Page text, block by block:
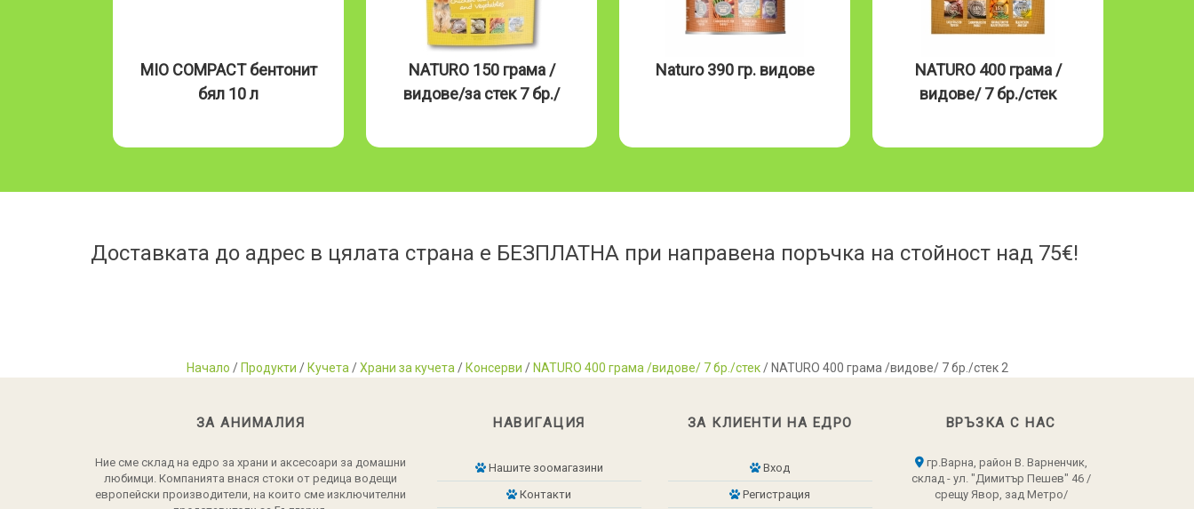
MIO COMPACT бентонит
бял 10 л
NATURO 150 грама /
видове/за стек 7 бр./
Naturo 390 гр. видове
NATURO 400 грама /
видове/ 7 бр./стек
Доставката до адрес в цялата страна е БЕЗПЛАТНА при направена поръчка на стойност над 75€!
Начало / Продукти / Кучета /Храни за кучета / Консерви / NATURO 400 грама /видове/ 7 бр./стек/ NATURO 400 грама /видове/ 7 бр./стек 2
ЗА АНИМАЛИЯ
Ние сме склад на едро за храни и аксесоари за домашни
любимци. Компанията внася стоки от редица водещи
европейски производители, на които сме изключителни
НАВИГАЦИЯ
Нашите зоомагазини
Контакти
ЗА КЛИЕНТИ НА ЕДРО
Вход
Регистрация
ВРЪЗКА С НАС
гр.Варна, район В. Варненчик,
склад - ул. "Димитър Пешев" 46 /
срещу Явор, зад Метро/